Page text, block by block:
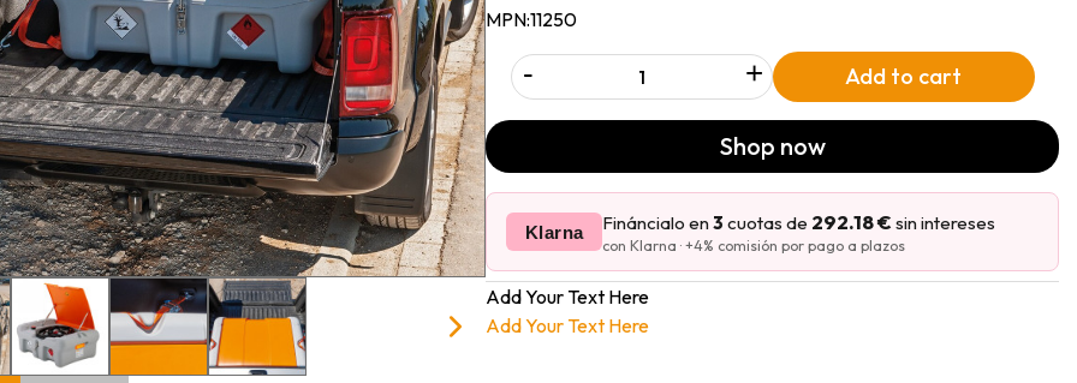
MPN:11250
- + Add to cart
Shop now
Klarna Fináncialo en3 cuotas de 292.18 € sin intereses
con Klarna · +4% comisión por pago a plazos
Add Your Text Here
Add Your Text Here